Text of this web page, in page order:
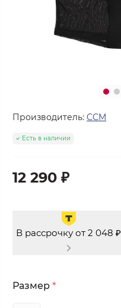
Производитель: CCM
Есть в наличии
12 290 ₽
В рассрочку от 2 048 ₽
Размер *